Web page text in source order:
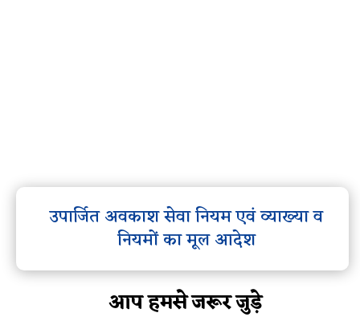
उपार्जित अवकाश सेवा नियम एवं व्याख्या व
नियमों का मूल आदेश
आप हमसे जरूर जुड़े